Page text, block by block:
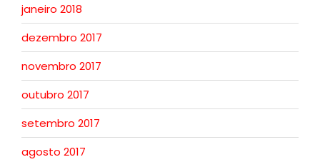
janeiro 2018
dezembro 2017
novembro 2017
outubro 2017
setembro 2017
agosto 2017